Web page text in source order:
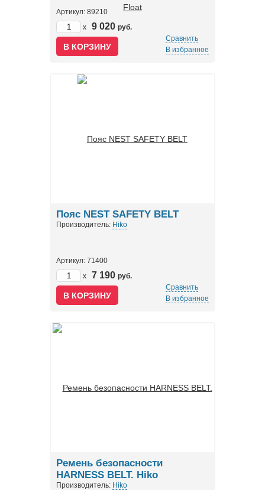
Артикул: 89210
x
9 020 руб.
Сравнить
В избранное
Пояс NEST SAFETY BELT
Производитель: Hiko
Артикул: 71400
x
7 190 руб.
Сравнить
В избранное
Ремень безопасности
HARNESS BELT. Hiko
Производитель: Hiko